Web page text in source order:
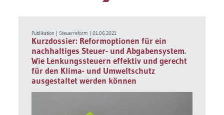
Publikation |Steuerreform |01.06.2021
Kurzdossier: Reformoptionen für ein
nachhaltiges Steuer- und Abgabensystem.
Wie Lenkungssteuern effektiv und gerecht
für den Klima- und Umweltschutz
ausgestaltet werden können